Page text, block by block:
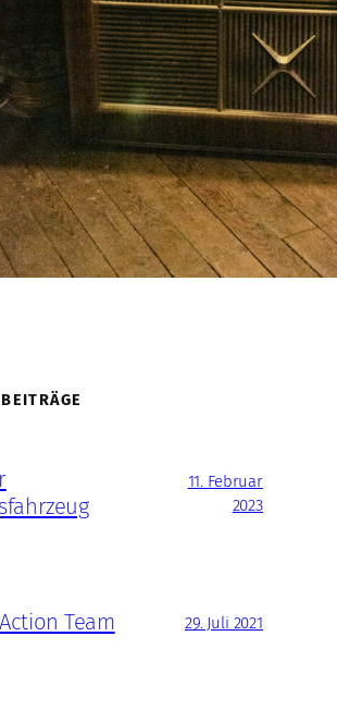
11. Februar
2023
Team 29. Juli 2021